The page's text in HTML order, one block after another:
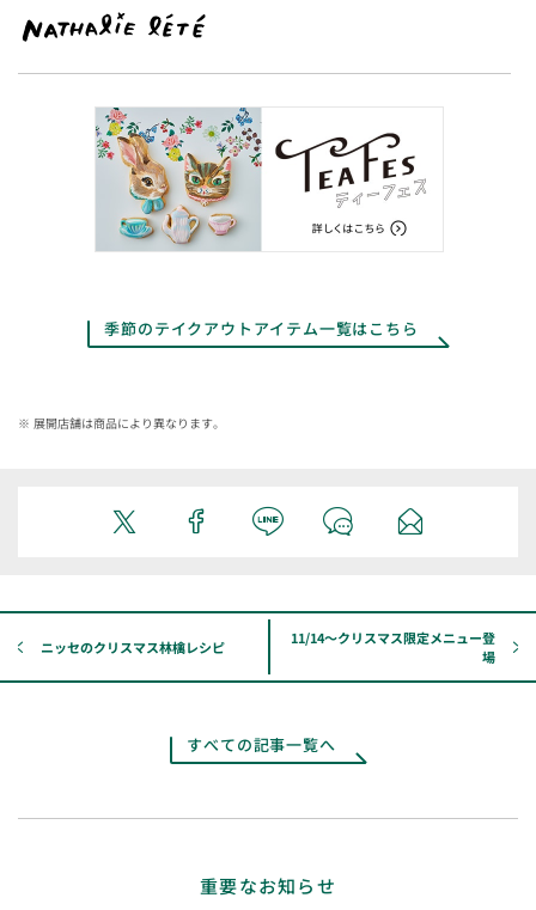
季節のテイクアウトアイテム一覧はこちら
展開店舗は商品により異なります。
ニッセのクリスマス林檎レシピ
11/14～クリスマス限定メニュー登
場
すべての記事一覧へ
重要なお知らせ